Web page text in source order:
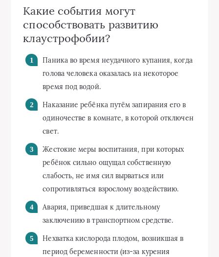
Какие события могут
способствовать развитию
клаустрофобии?
Паника во время неудачного купания, когда
голова человека оказалась на некоторое
время под водой.
Наказание ребёнка путём запирания его в
одиночестве в комнате, в которой отключен
свет.
Жестокие меры воспитания, при которых
ребёнок сильно ощущал собственную
слабость, не имя сил вырваться или
сопротивляться взрослому воздействию.
Авария, приведшая к длительному
заключению в транспортном средстве.
Нехватка кислорода плодом, возникшая в
период беременности (из-за курения